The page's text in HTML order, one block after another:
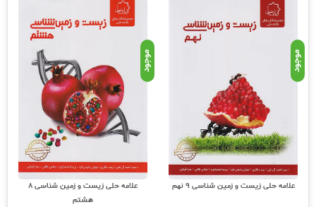
موجود
علامه حلی زیست و زمین شناسی 9 نهم
موجود
علامه حلی زیست و زمین شناسی 8
هشتم